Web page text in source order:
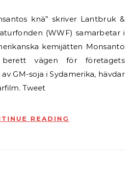
(WWF) samarbetar i
kemijätten Monsanto
vägen för företagets
GM-soja i Sydamerika, hävdar
Tweet
READING